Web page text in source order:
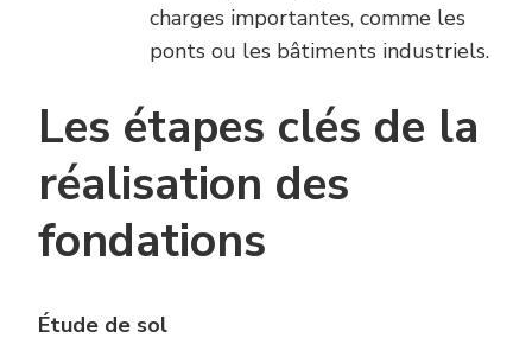
charges importantes, comme les
ponts ou les bâtiments industriels.
Les étapes clés de la
réalisation des
fondations
Étude de sol